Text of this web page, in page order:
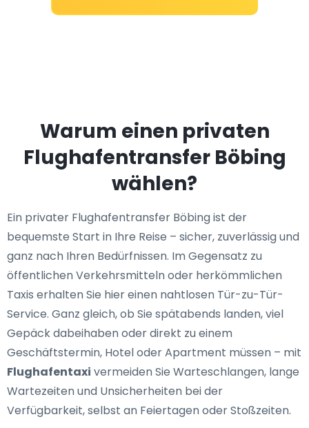
Warum einen privaten
Flughafentransfer Böbing
wählen?
Ein privater Flughafentransfer Böbing ist der
bequemste Start in Ihre Reise – sicher, zuverlässig und
ganz nach Ihren Bedürfnissen. Im Gegensatz zu
öffentlichen Verkehrsmitteln oder herkömmlichen
Taxis erhalten Sie hier einen nahtlosen Tür-zu-Tür-
Service. Ganz gleich, ob Sie spätabends landen, viel
Gepäck dabeihaben oder direkt zu einem
Geschäftstermin, Hotel oder Apartment müssen – mit
Flughafentaxi vermeiden Sie Warteschlangen, lange
Wartezeiten und Unsicherheiten bei der
Verfügbarkeit, selbst an Feiertagen oder Stoßzeiten.